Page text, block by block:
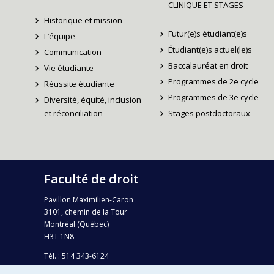
Historique et mission
L’équipe
Communication
Vie étudiante
Réussite étudiante
Diversité, équité, inclusion
et réconciliation
CLINIQUE ET STAGES
Futur(e)s étudiant(e)s
Étudiant(e)s actuel(le)s
Baccalauréat en droit
Programmes de 2e cycle
Programmes de 3e cycle
Stages postdoctoraux
Faculté de droit
Pavillon Maximilien-Caron
3101, chemin de la Tour
Montréal (Québec)
H3T 1N8
Tél. : 514 343-6124
Téléc.: 514 343-2199